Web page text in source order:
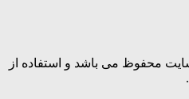
محفوظ می باشد و استفاده از